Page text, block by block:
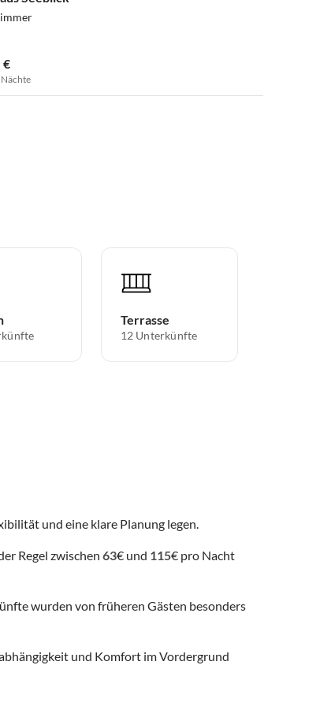
€
Nächte
Terrasse
12 Unterkünfte
und eine klare Planung legen.
Regel zwischen 63€ und 115€ pro Nacht
wurden von früheren Gästen besonders
und Komfort im Vordergrund